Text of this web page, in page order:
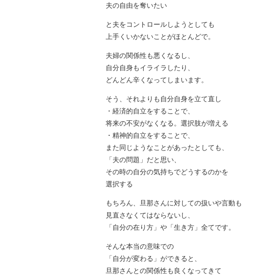
夫の自由を奪いたい
と夫をコントロールしようとしても
上手くいかないことがほとんどで。
夫婦の関係性も悪くなるし、
自分自身もイライラしたり、
どんどん辛くなってしまいます。
そう、それよりも自分自身を立て直し
・経済的自立をすることで、
将来の不安がなくなる。選択肢が増える
・精神的自立をすることで、
また同じようなことがあったとしても、
「夫の問題」だと思い、
その時の自分の気持ちでどうするのかを
選択する
もちろん、旦那さんに対しての扱いや言動も
見直さなくてはならないし、
「自分の在り方」や「生き方」全てです。
そんな本当の意味での
「自分が変わる」ができると、
旦那さんとの関係性も良くなってきて